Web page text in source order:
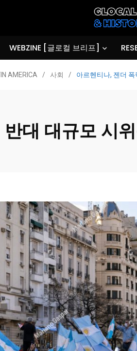
WEBZINE [글로컬 브리프]
AMERICA / 사회 / 아르헨티나, 젠더
대 대규모 시